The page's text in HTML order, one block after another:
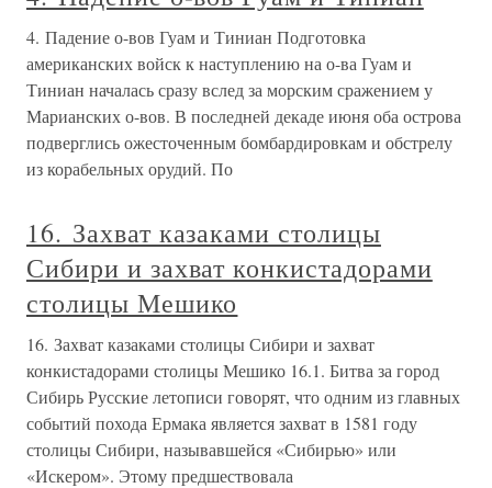
4. Падение о-вов Гуам и Тиниан Подготовка
американских войск к наступлению на о-ва Гуам и
Тиниан началась сразу вслед за морским сражением у
Марианских о-вов. В последней декаде июня оба острова
подверглись ожесточенным бомбардировкам и обстрелу
из корабельных орудий. По
16. Захват казаками столицы
Сибири и захват конкистадорами
столицы Мешико
16. Захват казаками столицы Сибири и захват
конкистадорами столицы Мешико 16.1. Битва за город
Сибирь Русские летописи говорят, что одним из главных
событий похода Ермака является захват в 1581 году
столицы Сибири, называвшейся «Сибирью» или
«Искером». Этому предшествовала